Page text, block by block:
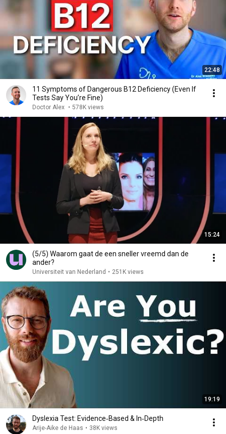
22:48
11 Symptoms of Dangerous B12 Deficiency (Even If
Tests Say You’re Fine)
Doctor Alex • 578K views
15:24
(5/5) Waarom gaat de een sneller vreemd dan de
ander?
Universiteit van Nederland • 251K views
19:19
Dyslexia Test: Evidence‑Based & In‑Depth
Arije-Aike de Haas • 38K views